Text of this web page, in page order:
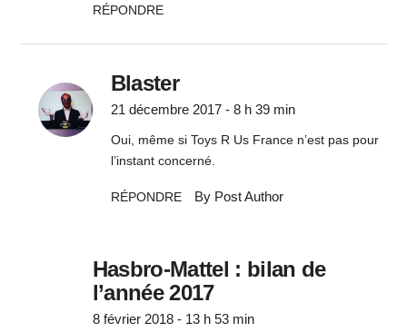
RÉPONDRE
Blaster
21 décembre 2017 - 8 h 39 min
Oui, même si Toys R Us France n’est pas pour
l’instant concerné.
RÉPONDRE By Post Author
Hasbro-Mattel : bilan de
l’année 2017
8 février 2018 - 13 h 53 min